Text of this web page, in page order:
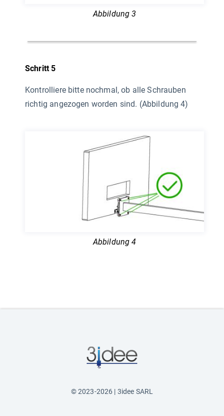
Abbildung 3
Schritt 5
Kontrolliere bitte nochmal, ob alle Schrauben
richtig angezogen worden sind. (Abbildung 4)
Abbildung 4
© 2023-2026 | 3idee SARL